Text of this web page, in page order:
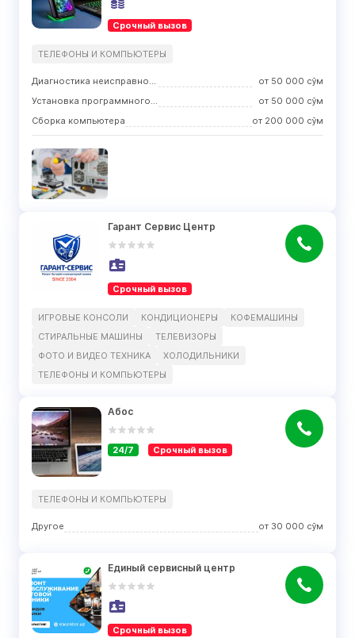
Срочный вызов
ТЕЛЕФОНЫ И КОМПЬЮТЕРЫ
Диагностика неисправности от 50 000 сўм
Установка программного обеспечения
от 50 000 сўм
Сборка компьютера
от 200 000 сўм
Гарант Сервис Центр
Срочный вызов
ИГРОВЫЕ КОНСОЛИ КОНДИЦИОНЕРЫ
КОФЕМАШИНЫ
СТИРАЛЬНЫЕ МАШИНЫ
ТЕЛЕВИЗОРЫ
ФОТО И ВИДЕО ТЕХНИКА
ХОЛОДИЛЬНИКИ
ТЕЛЕФОНЫ И КОМПЬЮТЕРЫ
Абос
24/7 Срочный вызов
ТЕЛЕФОНЫ И КОМПЬЮТЕРЫ
Другое от 30 000 сўм
Единый сервисный центр
Срочный вызов